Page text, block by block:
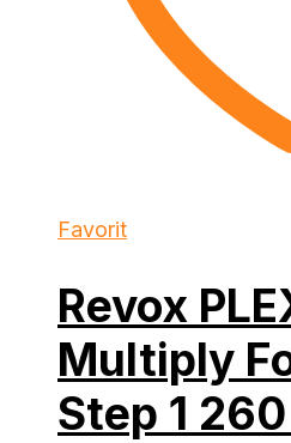
Favorit
Revox
Multiply
Step 1